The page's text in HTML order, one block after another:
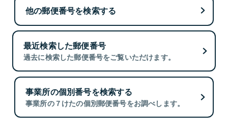
他の郵便番号を検索する
最近検索した郵便番号
過去に検索した郵便番号をご覧いただけます。
事業所の個別番号を検索する
事業所の７けたの個別郵便番号をお調べします。